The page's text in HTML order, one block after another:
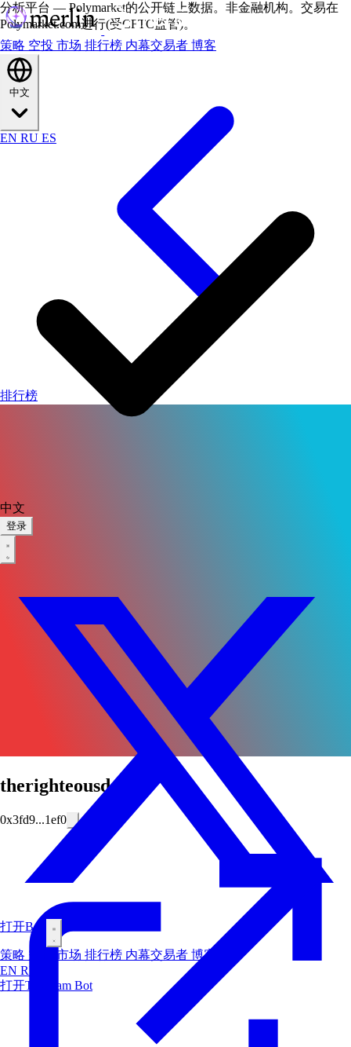
策略 空投 市场 排行榜 内幕交易者 博客
EN RU ES
中文
登录
打开Bot
策略 空投 市场 排行榜 内幕交易者 博客
EN RU
打开Telegram Bot
分析平台 — Polymarket的公开链上数据。非金融机构。交易在
Polymarket.com进行(受CFTC监管)。
排行榜
therighteousdog
0x3fd9...1ef0